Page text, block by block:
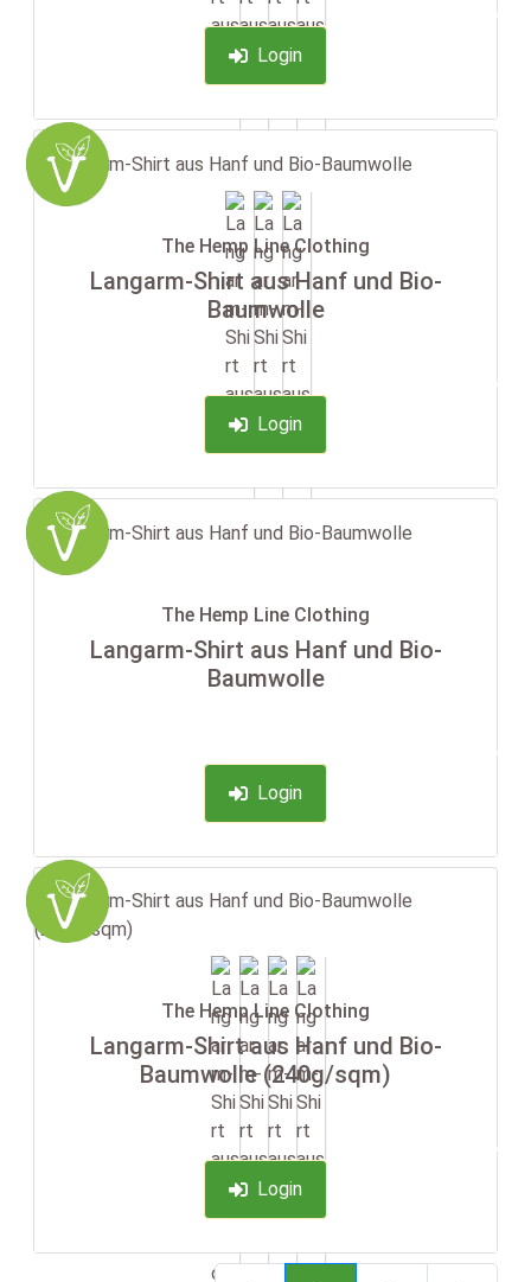
Login
-35%
The Hemp Line Clothing
Langarm-Shirt aus Hanf und Bio-
Baumwolle
Login
-35%
The Hemp Line Clothing
Langarm-Shirt aus Hanf und Bio-
Baumwolle
Login
-35%
The Hemp Line Clothing
Langarm-Shirt aus Hanf und Bio-
Baumwolle (240g/sqm)
Login
-35%